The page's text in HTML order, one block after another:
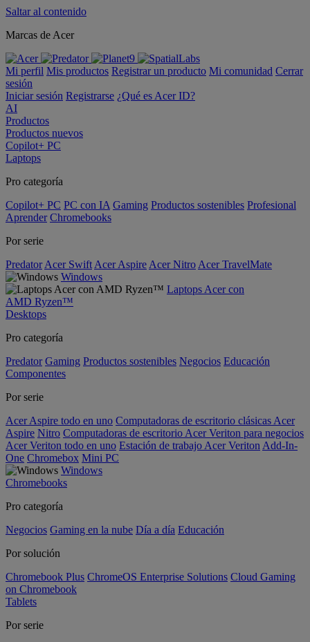
Saltar al contenido
Marcas de Acer
Mi perfil Mis productos Registrar un producto Mi comunidad Cerrar
sesión
Iniciar sesión Registrarse ¿Qué es Acer ID?
AI
Productos
Productos nuevos
Copilot+ PC
Laptops
Pro categoría
Copilot+ PC PC con IA Gaming Productos sostenibles Profesional
Aprender Chromebooks
Por serie
Predator Acer Swift Acer Aspire Acer Nitro Acer TravelMate
Windows
Laptops Acer con
AMD Ryzen™
Desktops
Pro categoría
Predator Gaming Productos sostenibles Negocios Educación
Componentes
Por serie
Acer Aspire todo en uno Computadoras de escritorio clásicas Acer
Aspire Nitro Computadoras de escritorio Acer Veriton para negocios
Acer Veriton todo en uno Estación de trabajo Acer Veriton Add-In-
One Chromebox Mini PC
Windows
Chromebooks
Pro categoría
Negocios Gaming en la nube Día a día Educación
Por solución
Chromebook Plus ChromeOS Enterprise Solutions Cloud Gaming
on Chromebook
Tablets
Por serie